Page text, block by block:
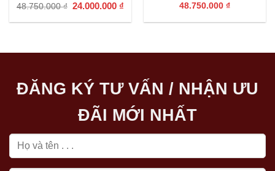
48.750.000₫ Giá
là:
24.000.000 ₫
tại
48.750.000 ₫
ĐĂNG KÝ TƯ VẤN / NHẬN ƯU
ĐÃI MỚI NHẤT